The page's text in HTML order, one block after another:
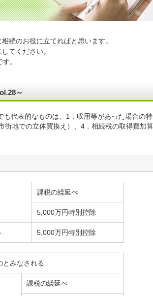
続のお役に立てればと思います。
てください。
。
～
代表的なものは、1．収用等があった場合の特
地での立体買換え）、4．相続税の取得費加
課税の繰延べ
5,000万円特別控除
5,000万円特別控除
とみなされる
課税の繰延べ